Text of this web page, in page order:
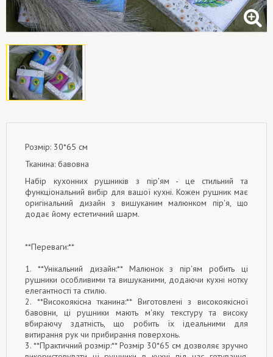
Розмір: 30*65 см
Тканина: бавовна
Набір кухонних рушників з пір'ям - це стильний та
функціональний вибір для вашої кухні. Кожен рушник має
оригінальний дизайн з вишуканим малюнком пір'я, що
додає йому естетичний шарм.
**Переваги:**
1. **Унікальний дизайн:** Малюнок з пір'ям робить ці
рушники особливими та вишуканими, додаючи кухні нотку
елегантності та стилю.
2. **Високоякісна тканина:** Виготовлені з високоякісної
бавовни, ці рушники мають м'яку текстуру та високу
вбираючу здатність, що робить їх ідеальними для
витирання рук чи прибирання поверхонь.
3. **Практичний розмір:** Розмір 30*65 см дозволяє зручно